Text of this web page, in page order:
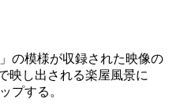
の模様が収録された映像の
映し出される楽屋風景に
プする。